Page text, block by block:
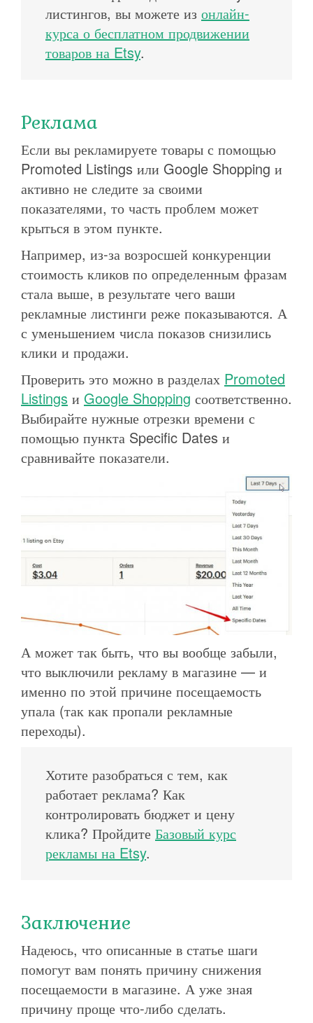
листингов, вы можете из онлайн-
курса о бесплатном продвижении
товаров на Etsy.
Реклама
Если вы рекламируете товары с помощью
Promoted Listings или Google Shopping и
активно не следите за своими
показателями, то часть проблем может
крыться в этом пункте.
Например, из-за возросшей конкуренции
стоимость кликов по определенным фразам
стала выше, в результате чего ваши
рекламные листинги реже показываются. А
с уменьшением числа показов снизились
клики и продажи.
Проверить это можно в разделах Promoted
Listings и Google Shopping соответственно.
Выбирайте нужные отрезки времени с
помощью пункта Specific Dates и
сравнивайте показатели.
А может так быть, что вы вообще забыли,
что выключили рекламу в магазине — и
именно по этой причине посещаемость
упала (так как пропали рекламные
переходы).
Хотите разобраться с тем, как
работает реклама? Как
контролировать бюджет и цену
клика? Пройдите Базовый курс
рекламы на Etsy.
Заключение
Надеюсь, что описанные в статье шаги
помогут вам понять причину снижения
посещаемости в магазине. А уже зная
причину проще что-либо сделать.